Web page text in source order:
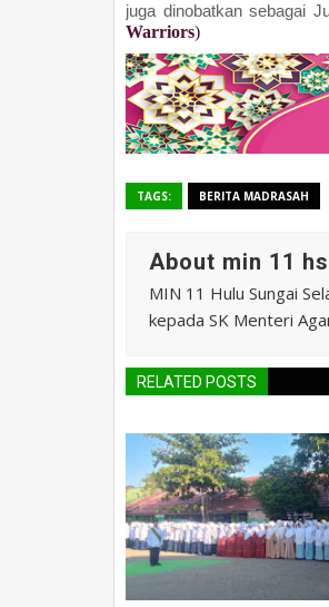
juga dinobatkan sebagai
Warriors)
TAGS: BERITA MADRASAH
About min 11
MIN 11 Hulu Sungai
kepada SK Menteri
RELATED POSTS